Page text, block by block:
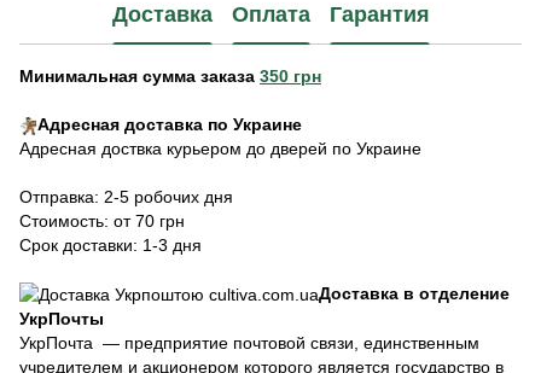
Доставка Оплата Гарантия
Минимальная сумма заказа 350 грн
Адресная доставка по Украине
Адресная доствка курьером до дверей по Украине
Отправка: 2-5 робочих дня
Стоимость: от 70 грн
Срок доставки: 1-3 дня
Доставка в отделение
УкрПочты
УкрПочта — предприятие почтовой связи, единственным
учредителем и акционером которого является государство в